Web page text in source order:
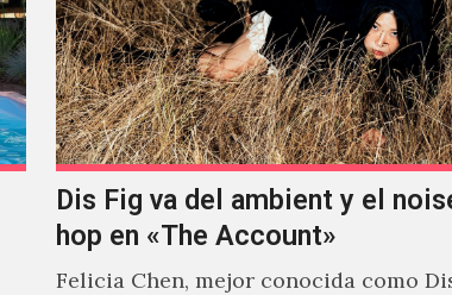
Dis Fig va del ambient y el
hop en «The Account»
Felicia Chen, mejor conocida como